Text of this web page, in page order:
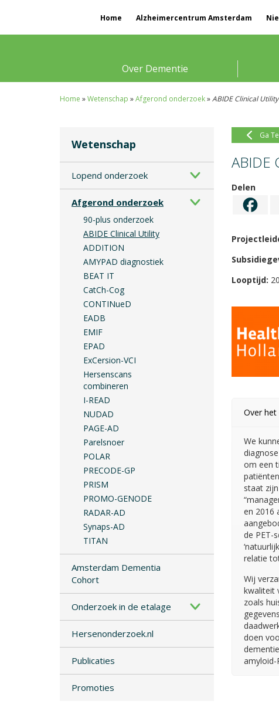
Home Alzheimercentrum Amsterdam
Over Dementie
Home »Wetenschap »Afgerond onderzoek»ABIDE Clinical Utility
Wetenschap
Lopend onderzoek
Afgerond onderzoek
90-plus onderzoek
ABIDE Clinical Utility
ADDITION
AMYPAD diagnostiek
BEAT IT
CatCh-Cog
CONTINueD
EADB
EMIF
EPAD
ExCersion-VCI
Hersenscans
combineren
I-READ
NUDAD
PAGE-AD
Parelsnoer
POLAR
PRECODE-GP
PRISM
PROMO-GENODE
RADAR-AD
Synaps-AD
TITAN
Amsterdam Dementia
Cohort
Onderzoek in de etalage
Hersenonderzoek.nl
Publicaties
Promoties
Ga
ABIDE
Delen
Looptijd:
Over
We
om een
staat
en 2016
de PET-
relatie
Wij
kwaliteit
zoals
doen
amyloid-